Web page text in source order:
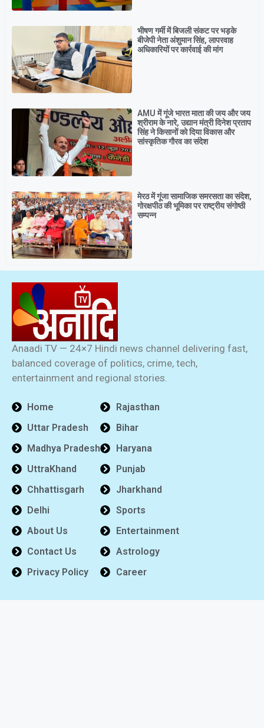
भीषण गर्मी में बिजली संकट पर भड़के
बीजेपी नेता अंशुमान सिंह, लापरवाह
अधिकारियों पर कार्रवाई की मांग
AMU में गूंजे भारत माता की जय और जय
श्रीराम के नारे, उद्यान मंत्री दिनेश प्रताप
सिंह ने किसानों को दिया विकास और
सांस्कृतिक गौरव का संदेश
मेरठ में गूंजा सामाजिक समरसता का संदेश,
गोरक्षपीठ की भूमिका पर राष्ट्रीय संगोष्ठी
सम्पन्न
Anaadi TV — 24×7 Hindi news channel delivering fast,
balanced coverage of politics, crime, tech,
entertainment and regional stories.
Home
Uttar Pradesh
Madhya Pradesh
UttraKhand
Chhattisgarh
Delhi
About Us
Contact Us
Privacy Policy
Rajasthan
Bihar
Haryana
Punjab
Jharkhand
Sports
Entertainment
Astrology
Career